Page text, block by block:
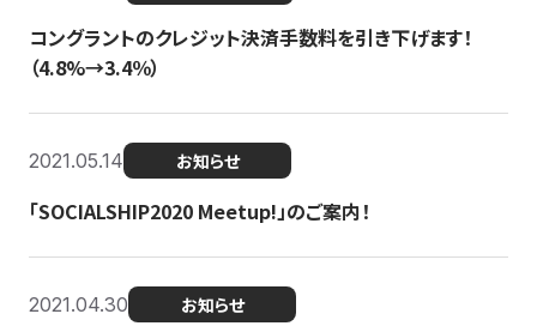
コングラントのクレジット決済手数料を引き下げます！
（4.8%→3.4％）
2021.05.14 お知らせ
「SOCIALSHIP2020 Meetup!」のご案内！
2021.04.30 お知らせ